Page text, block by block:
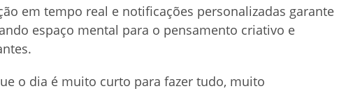
em tempo real e notificações personalizadas garante
espaço mental para o pensamento criativo e
o dia é muito curto para fazer tudo, muito